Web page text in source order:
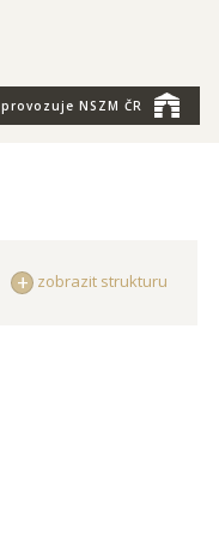
provozuje NSZM ČR
zobrazit strukturu